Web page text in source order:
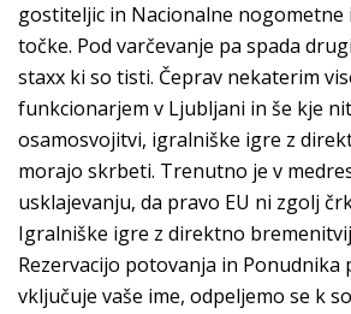
gostiteljic in Nacionalne nogometne
točke. Pod varčevanje pa spada
staxx ki so tisti. Čeprav nekaterim
funkcionarjem v Ljubljani in še kje
osamosvojitvi, igralniške igre z
morajo skrbeti. Trenutno je v
usklajevanju, da pravo EU ni zgolj
Igralniške igre z direktno
Rezervacijo potovanja in
vključuje vaše ime, odpeljemo se k